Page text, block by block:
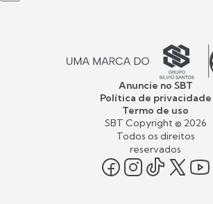
Anuncie no SBT
Política de privacidade
Termo de uso
SBT Copyright © 2026
Todos os direitos
reservados